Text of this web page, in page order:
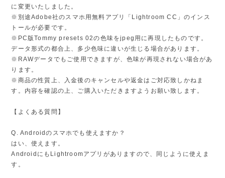
に変更いたしました。
※別途Adobe社のスマホ用無料アプリ「Lightroom CC」のインス
トールが必要です。
※PC版Tommy presets 02の色味をjpeg用に再現したものです。
データ形式の都合上、多少色味に違いが生じる場合があります。
※RAWデータでもご使用できますが、色味が再現されない場合があ
ります。
※商品の性質上、入金後のキャンセルや返金はご対応致しかねま
す。内容を確認の上、ご購入いただきますようお願い致します。
【よくある質問】
Q. Androidのスマホでも使えますか？
はい、使えます。
AndroidにもLightroomアプリがありますので、同じように使えま
す。